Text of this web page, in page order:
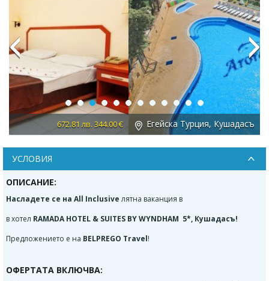
Егейска Турция, Кушадасъ 958.41 лв. 490.03 €
Next
УСЛОВИЯ
ОПИСАНИЕ:
Насладете се на All Inclusive лятна ваканция в
в хотел RAMADA HOTEL & SUITES BY WYNDHAM 5*, Кушадасъ!
Предложението е на BELPREGO Travel!
ОФЕРТАТА ВКЛЮЧВА: